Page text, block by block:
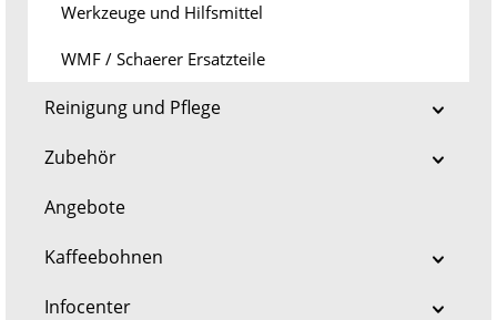
Werkzeuge und Hilfsmittel
WMF / Schaerer Ersatzteile
Reinigung und Pflege
Zubehör
Angebote
Kaffeebohnen
Infocenter